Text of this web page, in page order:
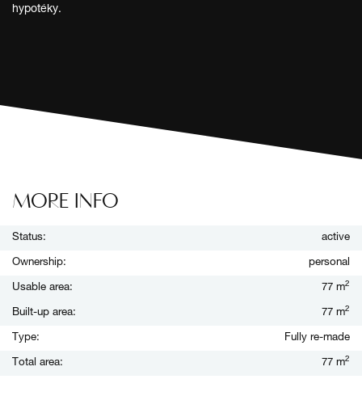
hypotéky.
MORE INFO
Status: active
Ownership: personal
Usable area: 77 m2
Built-up area: 77 m2
Type: Fully re-made
Total area: 77 m2